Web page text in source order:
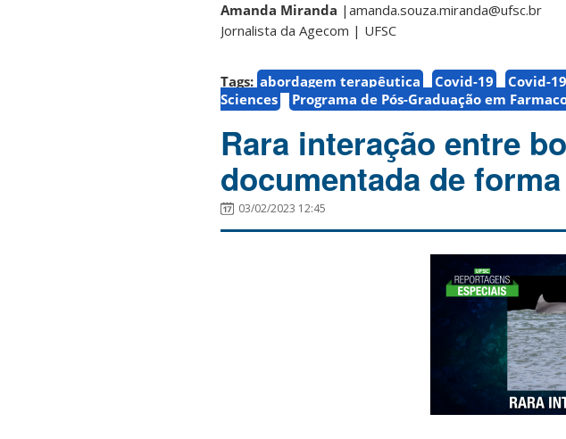
Amanda Miranda |amanda.souza.miranda@ufsc.br
Jornalista da Agecom | UFSC
Tags: abordagem terapêutica Covid-19 Covid-
Sciences
Programa de Pós-Graduação em
Rara interação entre
documentada de
03/02/2023 12:45